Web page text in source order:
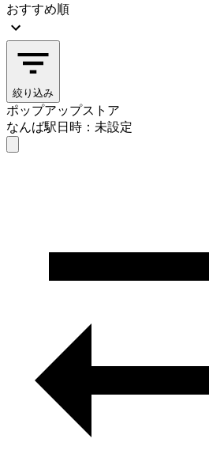
おすすめ順
絞り込み
ポップアップストア
なんば駅日時：未設定